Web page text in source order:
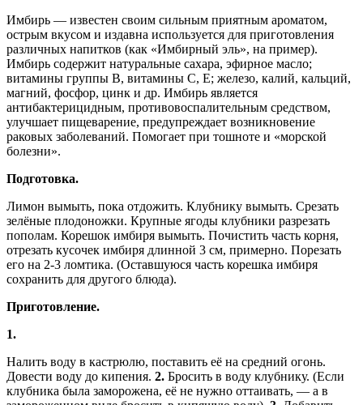
Имбирь — известен своим сильным приятным ароматом,
острым вкусом и издавна используется для приготовления
различных напитков (как «Имбирный эль», на пример).
Имбирь содержит натуральные сахара, эфирное масло;
витамины группы В, витамины С, Е; железо, калий, кальций,
магний, фосфор, цинк и др. Имбирь является
антибактерицидным, противовоспалительным средством,
улучшает пищеварение, предупреждает возникновение
раковых заболеваний. Помогает при тошноте и «морской
болезни».
Подготовка.
Лимон вымыть, пока отдожить. Клубнику вымыть. Срезать
зелёные плодоножки. Крупные ягоды клубники разрезать
пополам. Корешок имбиря вымыть. Почистить часть корня,
отрезать кусочек имбиря длинной 3 см, примерно. Порезать
его на 2-3 ломтика. (Оставшуюся часть корешка имбиря
сохранить для другого блюда).
Приготовление.
1.
Налить воду в кастрюлю, поставить её на средний огонь.
Довести воду до кипения. 2. Бросить в воду клубнику. (Если
клубника была заморожена, её не нужно оттаивать, — а в